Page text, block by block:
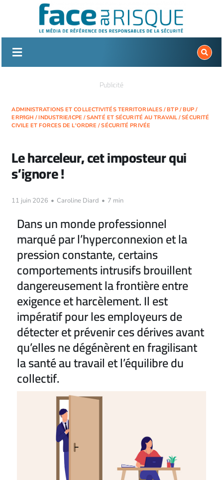
Publicité
ADMINISTRATIONS ET COLLECTIVITÉS TERRITORIALES /BTP/BUP /
ERP/IGH /INDUSTRIE/ICPE /SANTÉ ET SÉCURITÉ AU TRAVAIL /SÉCURITÉ
CIVILE ET FORCES DE L'ORDRE /SÉCURITÉ PRIVÉE
Le harceleur, cet imposteur qui
s’ignore !
11 juin 2026 • Caroline Diard • 7 min
Dans un monde professionnel
marqué par l’hyperconnexion et la
pression constante, certains
comportements intrusifs brouillent
dangereusement la frontière entre
exigence et harcèlement. Il est
impératif pour les employeurs de
détecter et prévenir ces dérives avant
qu’elles ne dégénèrent en fragilisant
la santé au travail et l’équilibre du
collectif.